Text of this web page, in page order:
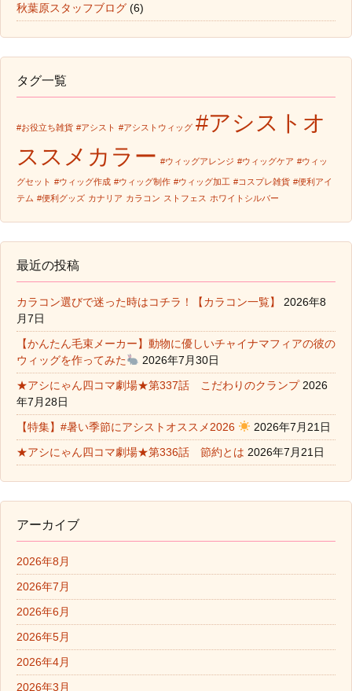
秋葉原スタッフブログ (6)
タグ一覧
#お役立ち雑貨 #アシスト #アシストウィッグ #アシストオ
ススメカラー #ウィッグアレンジ #ウィッグケア #ウィッ
グセット #ウィッグ作成 #ウィッグ制作 #ウィッグ加工 #コスプレ雑貨 #便利アイ
テム #便利グッズ カナリア カラコン ストフェス ホワイトシルバー
最近の投稿
カラコン選びで迷った時はコチラ！【カラコン一覧】
2026年8
月7日
【かんたん毛束メーカー】動物に優しいチャイナマフィアの彼の
ウィッグを作ってみた
2026年7月30日
★アシにゃん四コマ劇場★第337話 こだわりのクランプ 2026
年7月28日
【特集】#暑い季節にアシストオススメ2026
2026年7月21日
★アシにゃん四コマ劇場★第336話 節約とは 2026年7月21日
アーカイブ
2026年8月
2026年7月
2026年6月
2026年5月
2026年4月
2026年3月